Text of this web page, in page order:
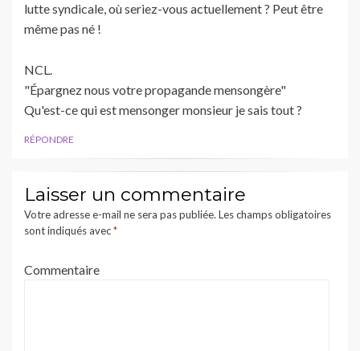
lutte syndicale, où seriez-vous actuellement ? Peut être
même pas né !
NCL.
"Épargnez nous votre propagande mensongère"
Qu'est-ce qui est mensonger monsieur je sais tout ?
RÉPONDRE
Laisser un commentaire
Votre adresse e-mail ne sera pas publiée. Les champs obligatoires
sont indiqués avec*
Commentaire